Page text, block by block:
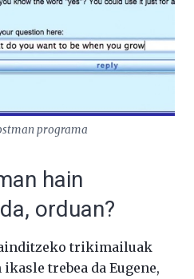
programa
hain
orduan?
trikimailuak
trebea da Eugene,